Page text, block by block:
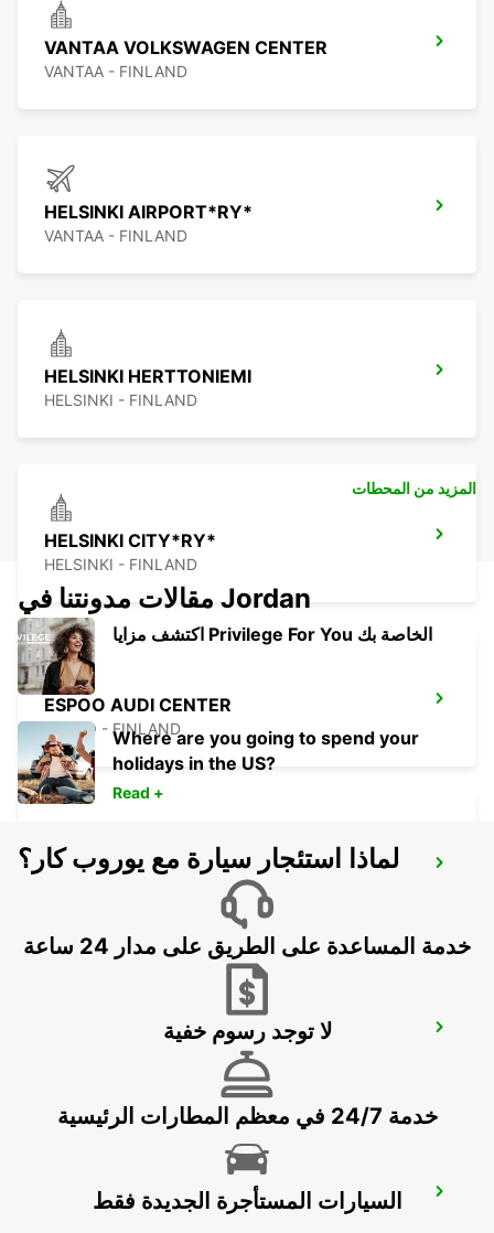
VANTAA VOLKSWAGEN CENTER
VANTAA - FINLAND
HELSINKI AIRPORT*RY*
VANTAA - FINLAND
HELSINKI HERTTONIEMI
HELSINKI - FINLAND
HELSINKI CITY*RY*
HELSINKI - FINLAND
ESPOO AUDI CENTER
ESPOO - FINLAND
ESPOO VOLKSWAGEN CENTER
LAHTI RAILWAYSTATION
المزيد من المحطات
مقالات مدونتنا في Jordan
اكتشف مزايا Privilege For You الخاصة بك
Where are you going to spend your
holidays in the US?
Read +
لماذا استئجار سيارة مع يوروب كار؟
خدمة المساعدة على الطريق على مدار 24 ساعة
لا توجد رسوم خفية
خدمة 24/7 في معظم المطارات الرئيسية
السيارات المستأجرة الجديدة فقط